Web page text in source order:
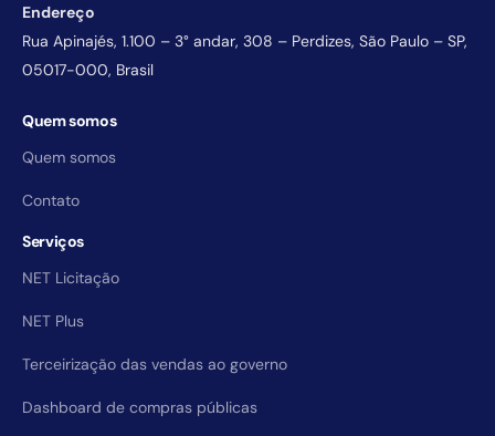
Endereço
Rua Apinajés, 1.100 – 3° andar, 308 – Perdizes, São Paulo – SP,
05017-000, Brasil
Quem somos
Quem somos
Contato
Serviços
NET Licitação
NET Plus
Terceirização das vendas ao governo
Dashboard de compras públicas